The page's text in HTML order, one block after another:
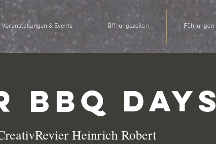
Veranstaltungen & Events Öffnungszeiten Führungen
BBQ Days
Heinrich Robert